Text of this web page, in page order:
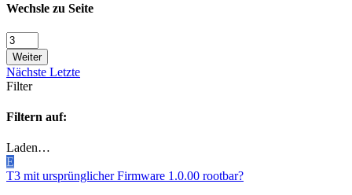
Wechsle zu Seite
Weiter
Nächste Letzte
Filter
Filtern auf:
Laden…
E
T3 mit ursprünglicher Firmware 1.0.00 rootbar?